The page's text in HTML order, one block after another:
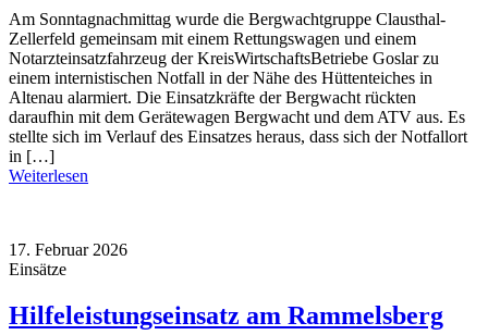
Am Sonntagnachmittag wurde die Bergwachtgruppe Clausthal-
Zellerfeld gemeinsam mit einem Rettungswagen und einem
Notarzteinsatzfahrzeug der KreisWirtschaftsBetriebe Goslar zu
einem internistischen Notfall in der Nähe des Hüttenteiches in
Altenau alarmiert. Die Einsatzkräfte der Bergwacht rückten
daraufhin mit dem Gerätewagen Bergwacht und dem ATV aus. Es
stellte sich im Verlauf des Einsatzes heraus, dass sich der Notfallort
in […]
Weiterlesen
17. Februar 2026
Einsätze
Hilfeleistungseinsatz am Rammelsberg